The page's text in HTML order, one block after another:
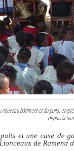
bâtiment et du puits, en
depuis la
et une case de
de Ramena